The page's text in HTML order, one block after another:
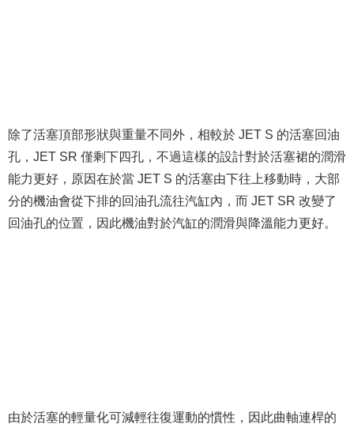
除了活塞頂部形狀與重量不同外，相較於 JET S 的活塞回油
孔，JET SR 僅剩下四孔，不過這樣的設計對於活塞裙的潤滑
能力更好，原因在於當 JET S 的活塞由下往上移動時，大部
分的機油會從下排的回油孔流往汽缸內，而 JET SR 改變了
回油孔的位置，因此機油對於汽缸的潤滑與降溫能力更好。
由於活塞的輕量化可減輕往復運動的慣性，因此曲軸連桿的